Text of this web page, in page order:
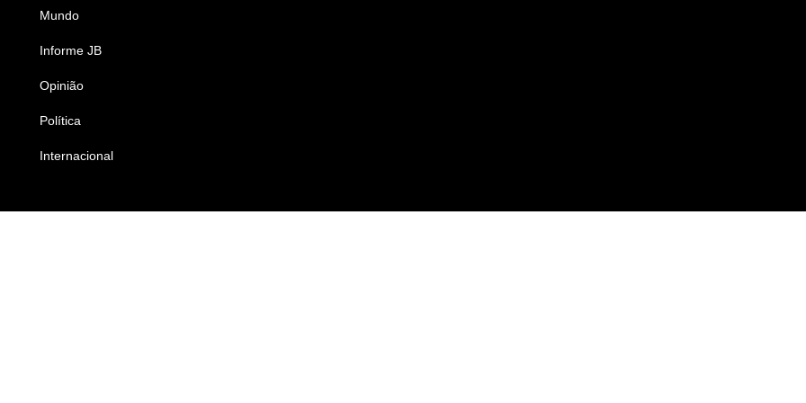
Mundo
Informe JB
Opinião
Política
Internacional